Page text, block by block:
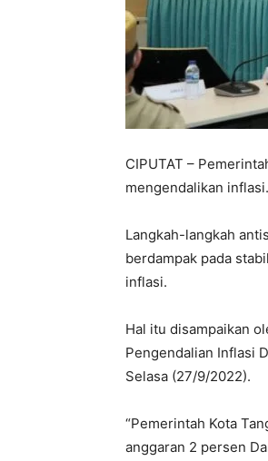
CIPUTAT –
mengendalikan inflasi.
Langkah-langkah
berdampak pada
inflasi.
Hal itu disampaikan
Pengendalian Inflasi
Selasa (27/9/2022).
“Pemerintah Kota
anggaran 2 persen